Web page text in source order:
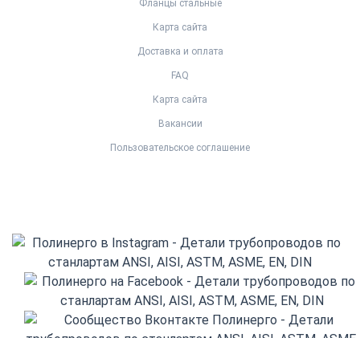
Фланцы стальные
Карта сайта
Доставка и оплата
FAQ
Карта сайта
Вакансии
Пользовательское соглашение